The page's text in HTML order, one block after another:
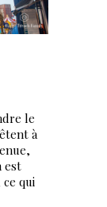
le
à
est
qui